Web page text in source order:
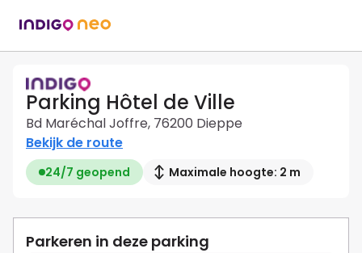
Parking Hôtel de Ville
Bd Maréchal Joffre, 76200 Dieppe
Bekijk de route
24/7 geopend Maximale hoogte: 2 m
Parkeren in deze parking